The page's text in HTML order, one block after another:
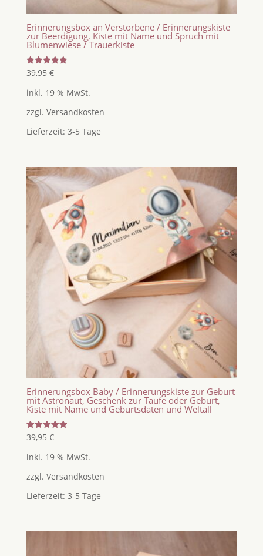
Erinnerungsbox an Verstorbene / Erinnerungskiste
zur Beerdigung, Kiste mit Name und Spruch mit
Blumenwiese / Trauerkiste
Bewertet
mit
von 5
39,95 €
inkl. 19 % MwSt.
zzgl. Versandkosten
Lieferzeit: 3-5 Tage
Erinnerungsbox Baby / Erinnerungskiste zur Geburt
mit Astronaut, Geschenk zur Taufe oder Geburt,
Kiste mit Name und Geburtsdaten und Weltall
Bewertet
mit
von 5
39,95 €
inkl. 19 % MwSt.
zzgl. Versandkosten
Lieferzeit: 3-5 Tage